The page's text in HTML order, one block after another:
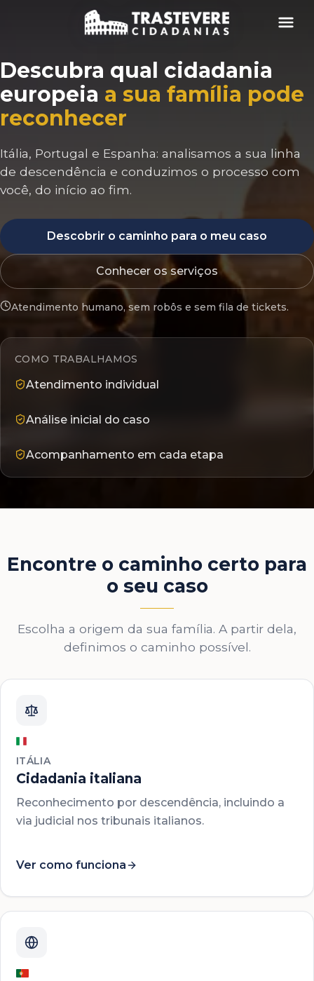
Menu
Descubra qual cidadania
europeia a sua família pode
reconhecer
Itália, Portugal e Espanha: analisamos a sua linha
de descendência e conduzimos o processo com
você, do início ao fim.
Descobrir o caminho para o meu caso
Conhecer os serviços
Atendimento humano, sem robôs e sem fila de tickets.
COMO TRABALHAMOS
Atendimento individual
Análise inicial do caso
Acompanhamento em cada etapa
Encontre o caminho certo para
o seu caso
Escolha a origem da sua família. A partir dela,
definimos o caminho possível.
ITÁLIA
Cidadania italiana
Reconhecimento por descendência, incluindo a
via judicial nos tribunais italianos.
Ver como funciona